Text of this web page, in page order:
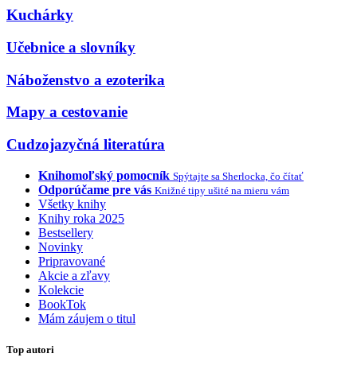
Kuchárky
Učebnice a slovníky
Náboženstvo a ezoterika
Mapy a cestovanie
Cudzojazyčná literatúra
Knihomoľský pomocník Spýtajte sa Sherlocka, čo čítať
Odporúčame pre vás Knižné tipy ušité na mieru vám
Všetky knihy
Knihy roka 2025
Bestsellery
Novinky
Pripravované
Akcie a zľavy
Kolekcie
BookTok
Mám záujem o titul
Top autori